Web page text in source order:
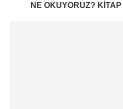
NE OKUYORUZ?